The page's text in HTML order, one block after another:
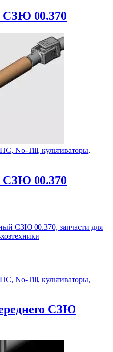
СЗЮ 00.370
No-Till, культиваторы,
СЗЮ 00.370
СЗЮ 00.370, запчасти для
No-Till, культиваторы,
СЗЮ